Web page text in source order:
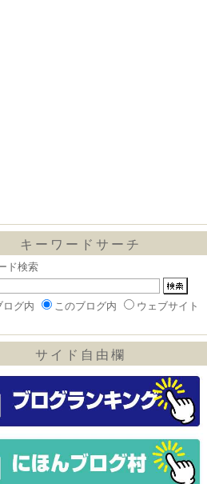
キーワードサーチ
ド検索
ログ内 このブログ内 ウェブサイト
サイド自由欄